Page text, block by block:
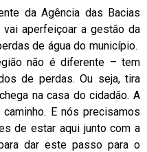
da Agência das Bacias
vai aperfeiçoar a gestão da
de água do município.
não é diferente – tem
de perdas. Ou seja, tira
na casa do cidadão. A
E nós precisamos
de estar aqui junto com a
dar este passo para o